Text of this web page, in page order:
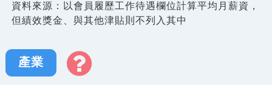
資料來源：以會員履歷工作待遇欄位計算平均月薪資，
但績效獎金、與其他津貼則不列入其中
產業